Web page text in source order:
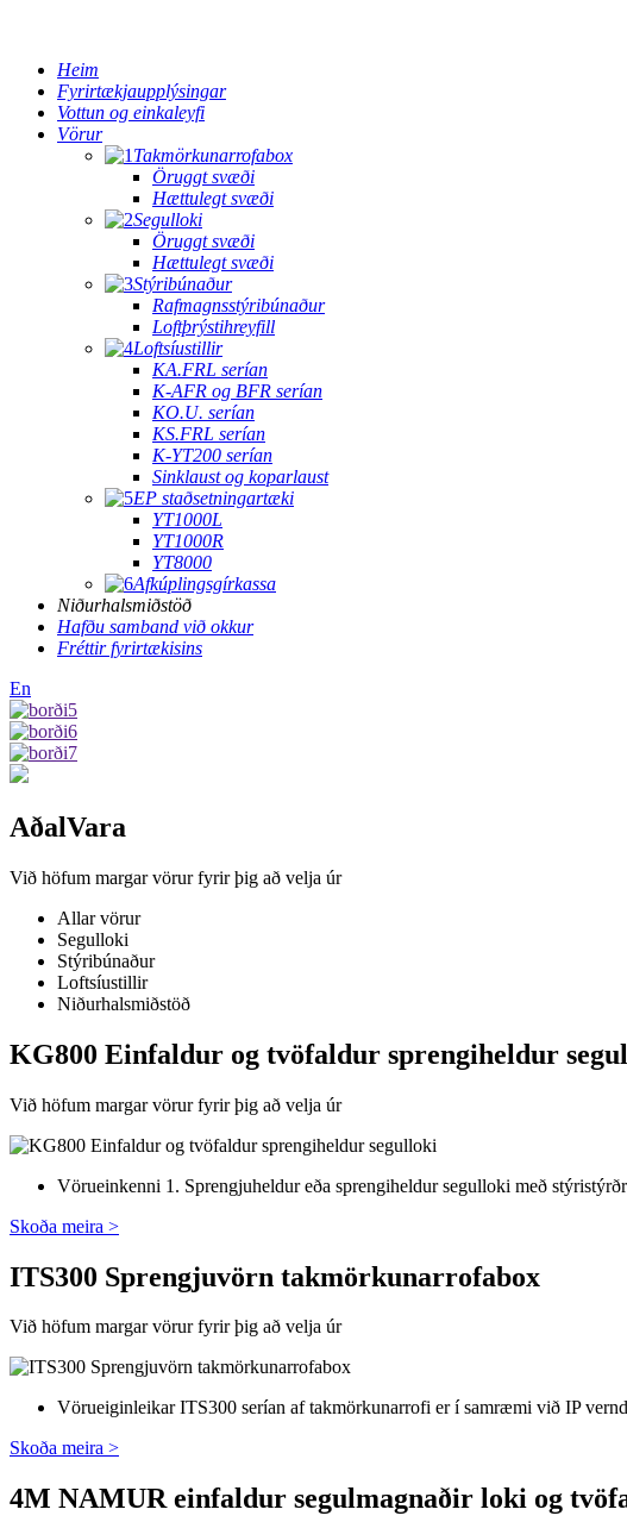
Heim
Fyrirtækjaupplýsingar
Vottun og einkaleyfi
Vörur
Takmörkunarrofabox
Öruggt svæði
Hættulegt svæði
Segulloki
Öruggt svæði
Hættulegt svæði
Stýribúnaður
Rafmagnsstýribúnaður
Loftþrýstihreyfill
Loftsíustillir
KA.FRL serían
K-AFR og BFR serían
KO.U. serían
KS.FRL serían
K-YT200 serían
Sinklaust og koparlaust
EP staðsetningartæki
YT1000L
YT1000R
YT8000
Afkúplingsgírkassa
Niðurhalsmiðstöð
Hafðu samband við okkur
Fréttir fyrirtækisins
En
AðalVara
Við höfum margar vörur fyrir þig að velja úr
Allar vörur
Segulloki
Stýribúnaður
Loftsíustillir
Niðurhalsmiðstöð
KG800 Einfaldur og tvöfaldur sprengiheldur
Við höfum margar vörur fyrir þig að velja úr
Vörueinkenni 1. Sprengjuheldur eða sprengiheldur segulloki með
Skoða meira >
ITS300 Sprengjuvörn takmörkunarrofabox
Við höfum margar vörur fyrir þig að velja úr
Vörueiginleikar ITS300 serían af takmörkunarrofi er í samræmi við IP
Skoða meira >
4M NAMUR einfaldur segulmagnaðir loki og